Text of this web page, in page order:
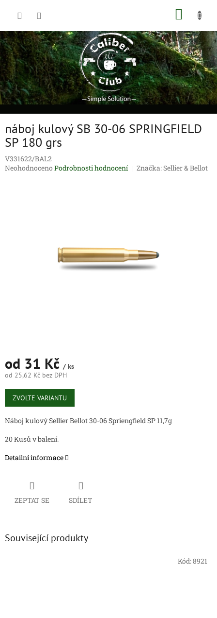
náboj kulový SB 30-06 SPRINGFIELD
SP 180 grs
V331622/BAL2
Průměrné
Neohodnoceno Podrobnosti hodnocení Značka:Sellier & Bellot
od 31 Kč / ks
od 25,62 Kč bez DPH
Měrná
cena:
ZVOLTE VARIANTU
Náboj kulový Sellier Bellot 30-06 Spriengfield SP 11,7g
20 Kusů v balení.
Detailní informace
ZEPTAT SE SDÍLET
Související produkty
Kód:8921